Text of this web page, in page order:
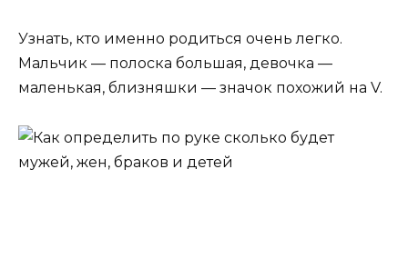
Узнать, кто именно родиться очень легко.
Мальчик — полоска большая, девочка —
маленькая, близняшки — значок похожий на V.